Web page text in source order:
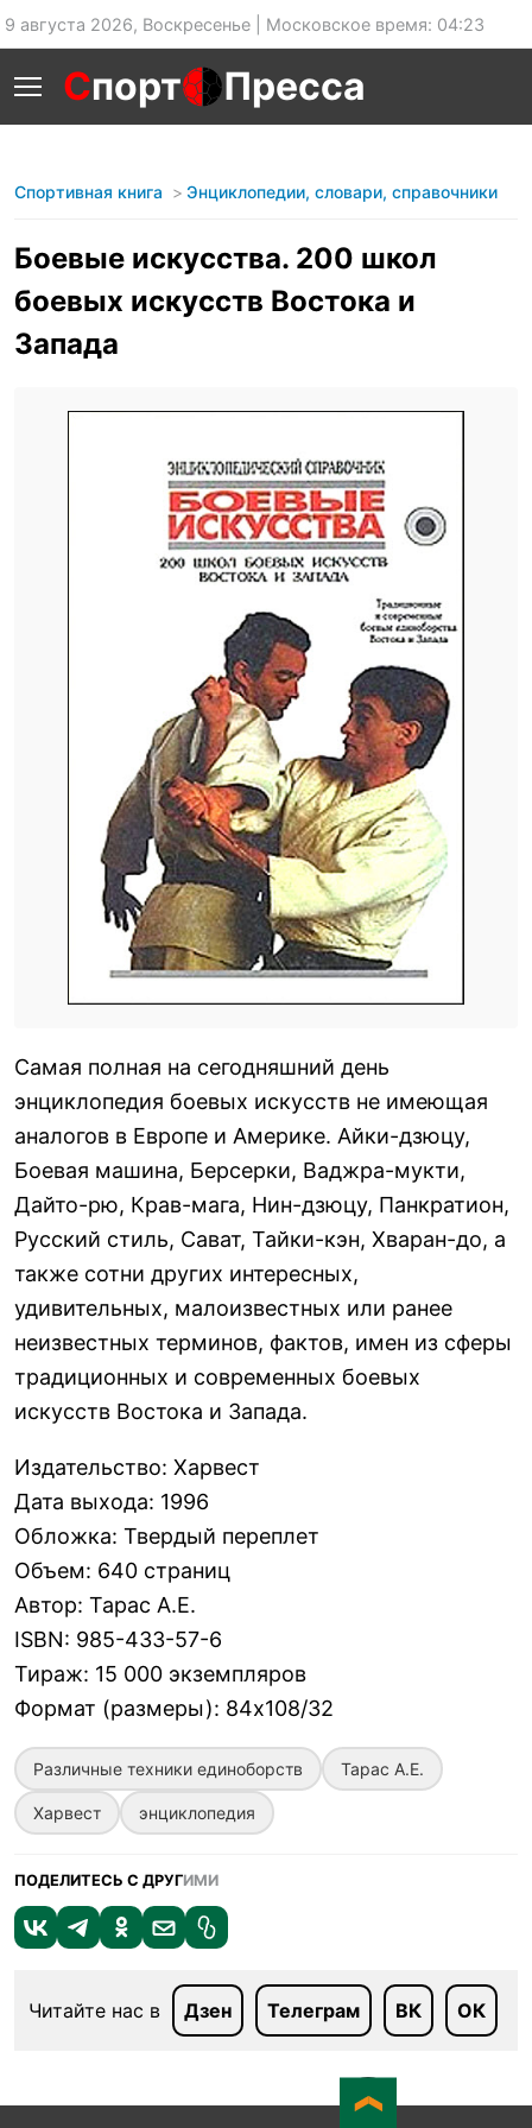
9 августа 2026, Воскресенье | Московское время: 04:23
Спорт Пресса
Спортивная книга Энциклопедии, словари, справочники
Боевые искусства. 200 школ
боевых искусств Востока и
Запада
Самая полная на сегодняшний день
энциклопедия боевых искусств не имеющая
аналогов в Европе и Америке. Айки-дзюцу,
Боевая машина, Берсерки, Ваджра-мукти,
Дайто-рю, Крав-мага, Нин-дзюцу, Панкратион,
Русский стиль, Сават, Тайки-кэн, Хваран-до, а
также сотни других интересных,
удивительных, малоизвестных или ранее
неизвестных терминов, фактов, имен из сферы
традиционных и современных боевых
искусств Востока и Запада.
Издательство: Харвест
Дата выхода: 1996
Обложка: Твердый переплет
Объем: 640 страниц
Автор: Тарас А.Е.
ISBN: 985-433-57-6
Тираж: 15 000 экземпляров
Формат (размеры): 84х108/32
Различные техники единоборств Тарас А.Е.
Харвест энциклопедия
ПОДЕЛИТЕСЬ С ДРУГИМИ
Читайте нас в Дзен Телеграм ВК ОК